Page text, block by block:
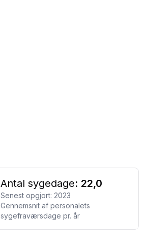
Antal sygedage: 22,0
Senest opgjort:2023
Gennemsnit af personalets
sygefraværsdage pr. år